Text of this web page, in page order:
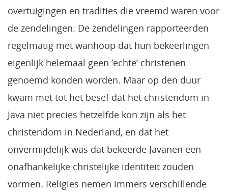
overtuigingen en tradities die vreemd waren voor
de zendelingen. De zendelingen rapporteerden
regelmatig met wanhoop dat hun bekeerlingen
eigenlijk helemaal geen ‘echte’ christenen
genoemd konden worden. Maar op den duur
kwam met tot het besef dat het christendom in
Java niet precies hetzelfde kon zijn als het
christendom in Nederland, en dat het
onvermijdelijk was dat bekeerde Javanen een
onafhankelijke christelijke identiteit zouden
vormen. Religies nemen immers verschillende